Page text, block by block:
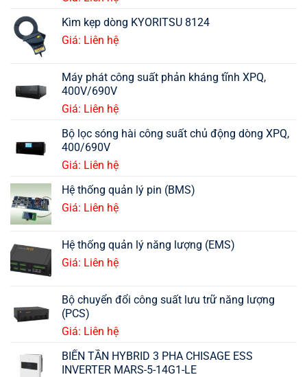
Kìm kẹp dòng KYORITSU 8124
Giá: Liên hệ
Máy phát công suất phản kháng tĩnh XPQ,
400V/690V
Giá: Liên hệ
Bộ lọc sóng hài công suất chủ động dòng XPQ,
400/690V
Giá: Liên hệ
Hệ thống quản lý pin (BMS)
Giá: Liên hệ
Hệ thống quản lý năng lượng (EMS)
Giá: Liên hệ
Bộ chuyển đổi công suất lưu trữ năng lượng
(PCS)
Giá: Liên hệ
BIẾN TẦN HYBRID 3 PHA CHISAGE ESS
INVERTER MARS-5-14G1-LE